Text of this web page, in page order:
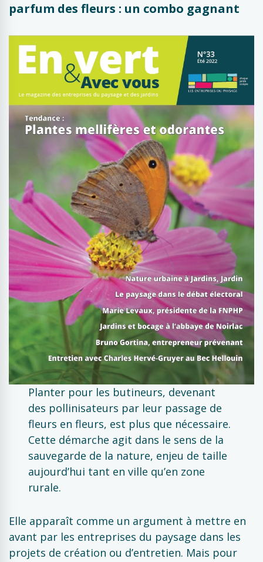
parfum des fleurs : un combo gagnant
Planter pour les butineurs, devenant
des pollinisateurs par leur passage de
fleurs en fleurs, est plus que nécessaire.
Cette démarche agit dans le sens de la
sauvegarde de la nature, enjeu de taille
aujourd’hui tant en ville qu’en zone
rurale.
Elle apparaît comme un argument à mettre en
avant par les entreprises du paysage dans les
projets de création ou d’entretien. Mais pour